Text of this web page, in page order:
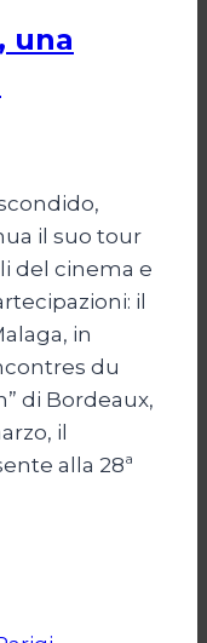
una
il suo tour
del cinema e
il
in
du
di Bordeaux,
il
alla 28ª